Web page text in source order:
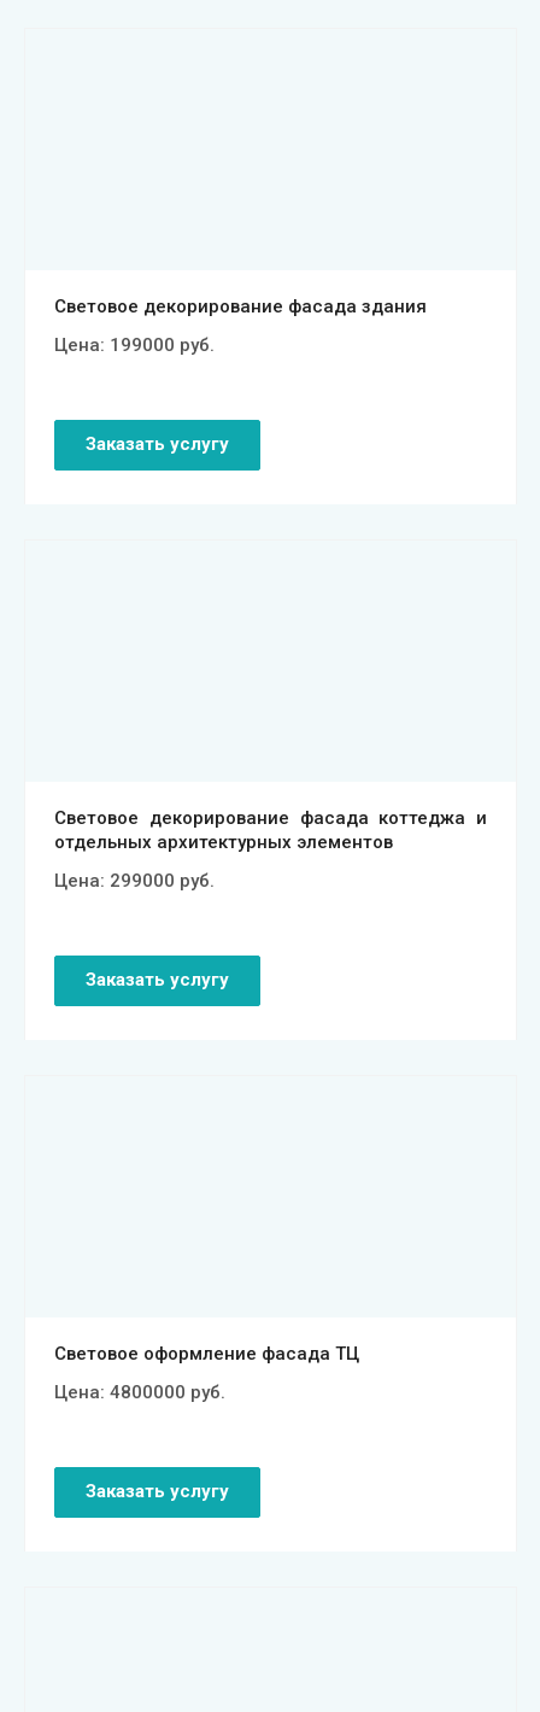
Световое декорирование фасада здания
Цена: 199000 руб.
Заказать услугу
Световое декорирование фасада коттеджа и
отдельных архитектурных элементов
Цена: 299000 руб.
Заказать услугу
Световое оформление фасада ТЦ
Цена: 4800000 руб.
Заказать услугу